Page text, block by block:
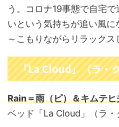
う。コロナ19事態で自宅
いという気持ちが追い風
～こもりながらリラックス
「La Cloud」（ラ・
Rain＝雨（ピ）＆キムテヒ
ベッド「La Cloud」（ラ・